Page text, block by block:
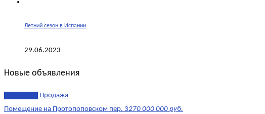
Летний сезон в Испании
29.06.2023
Новые объявления
Продажа
Помещение на Протопоповском пер. 3270 000 000 руб.